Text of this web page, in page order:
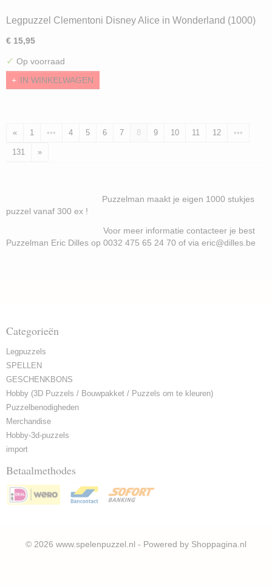
Legpuzzel Clementoni Disney Alice in Wonderland (1000)
€ 15,95
✓ Op voorraad
IN WINKELWAGEN
« 1 ••• 4 5 6 7 8 9 10 11 12 •••
131 »
Puzzelman maakt je eigen 1000 stukjes
puzzel vanaf 300 ex !
Voor meer informatie contacteer je best
Puzzelman Eric Dilles op 0032 475 65 24 70 of via eric@dilles.be
Categorieën
Legpuzzels
SPELLEN
GESCHENKBONS
Hobby (3D Puzzels / Bouwpakket / Puzzels om te kleuren)
Puzzelbenodigheden
Merchandise
Hobby-3d-puzzels
import
Betaalmethodes
© 2026 www.spelenpuzzel.nl - Powered by Shoppagina.nl